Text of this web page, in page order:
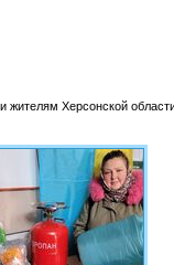
жителям Херсонской